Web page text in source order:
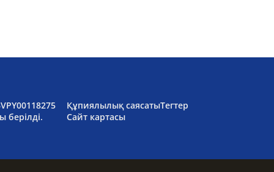
берілді.
Құпиялылық саясатыТегтер
Сайт картасы